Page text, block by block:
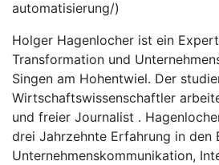
automatisierung/)
Holger Hagenlocher ist ein
Transformation und
Singen am Hohentwiel. Der
Wirtschaftswissenschaftler
und freier Journalist .
drei Jahrzehnte Erfahrung in den
Unternehmenskommunikation,